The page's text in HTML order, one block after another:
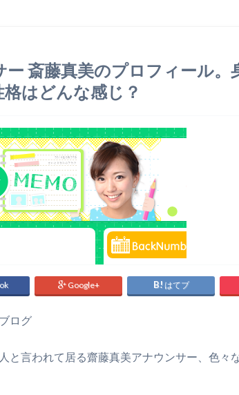
斎藤真美のプロフィール。
はどんな感じ？
Google+ はてブ
ログ
と言われて居る齋藤真美アナウンサー、色々